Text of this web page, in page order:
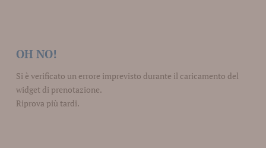
OH NO!
Si è verificato un errore imprevisto durante il caricamento del
widget di prenotazione.
Riprova più tardi.